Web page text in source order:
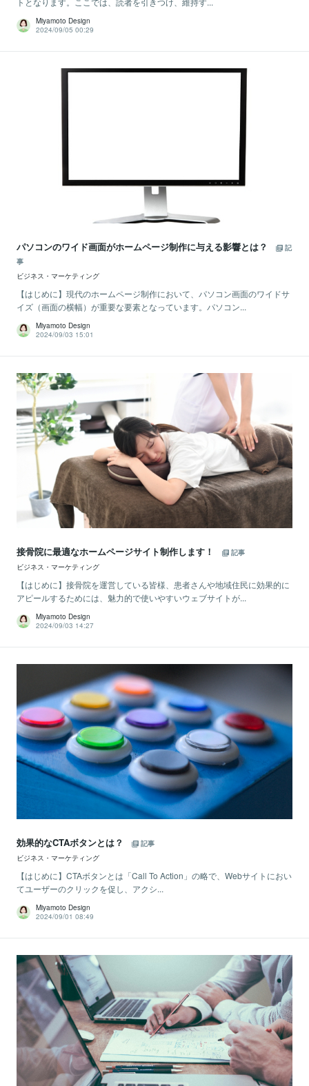
Miyamoto Design
2024/09/05 00:29
パソコンのワイド画面がホームページ制作に与える影響とは？
記
事
ビジネス・マーケティング
【はじめに】現代のホームページ制作において、パソコン画面のワイドサ
イズ（画面の横幅）が重要な要素となっています。パソコン...
Miyamoto Design
2024/09/03 15:01
接骨院に最適なホームページサイト制作します！
記事
ビジネス・マーケティング
【はじめに】接骨院を運営している皆様、患者さんや地域住民に効果的に
アピールするためには、魅力的で使いやすいウェブサイトが...
Miyamoto Design
2024/09/03 14:27
効果的なCTAボタンとは？
記事
ビジネス・マーケティング
【はじめに】CTAボタンとは「Call To Action」の略で、Webサイトにおい
てユーザーのクリックを促し、アクシ...
Miyamoto Design
2024/09/01 08:49